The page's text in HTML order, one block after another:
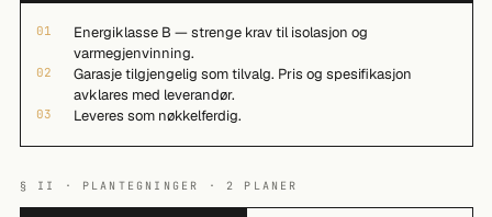
01
Energiklasse B — strenge krav til isolasjon og
varmegjenvinning.
02
Garasje tilgjengelig som tilvalg. Pris og spesifikasjon
avklares med leverandør.
03 Leveres som nøkkelferdig.
§ II · PLANTEGNINGER · 2 PLANER